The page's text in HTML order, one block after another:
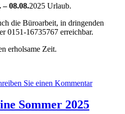
– 08.08.2025 Urlaub.
die Büroarbeit, in dringenden
0151-16735767 erreichbar.
erholsame Zeit.
Sie einen Kommentar
Sommer 2025